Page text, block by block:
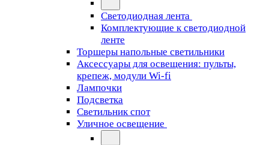
Светодиодная лента
Комплектующие к светодиодной
ленте
Торшеры напольные светильники
Аксессуары для освещения: пульты,
крепеж, модули Wi-fi
Лампочки
Подсветка
Светильник спот
Уличное освещение